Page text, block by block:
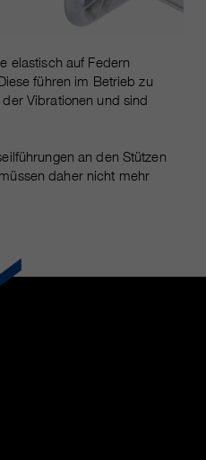
elastisch auf Federn
führen im Betrieb zu
Vibrationen und sind
an den Stützen
daher nicht mehr